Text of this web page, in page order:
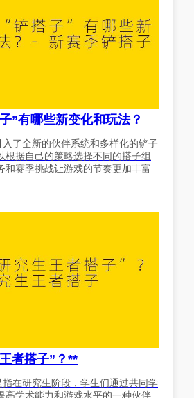
”有哪些新变化和玩法？
入了全新的伙伴系统和多样化的铲子
根据自己的策略选择不同的搭子组
和赛季挑战让游戏的节奏更加丰富
者搭子”？**
指在研究生阶段，学生们通过共同学
高学术能力和游戏水平的一种伙伴